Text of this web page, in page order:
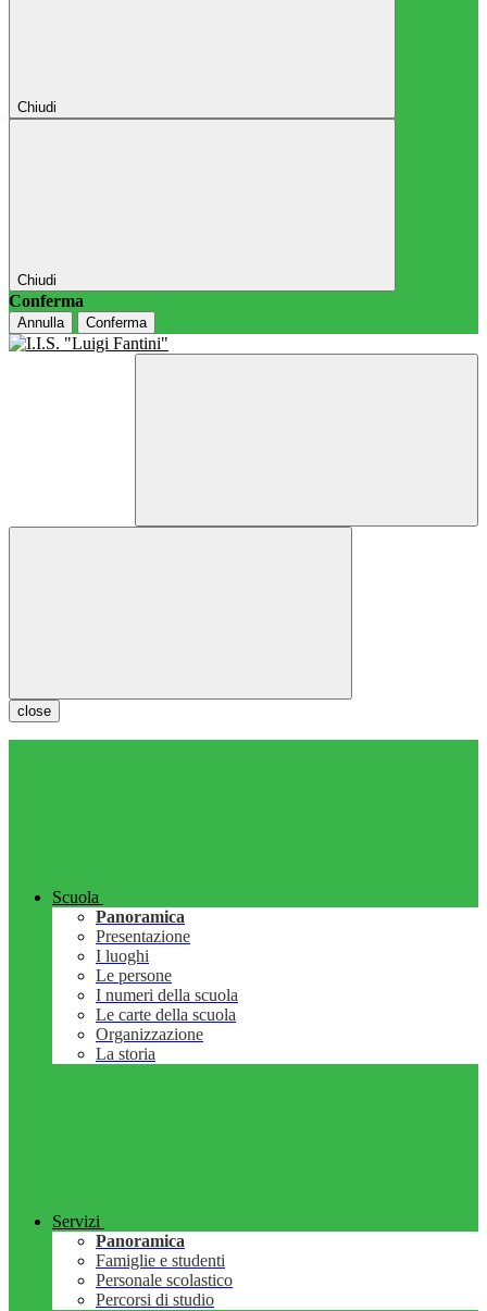
Chiudi
Chiudi
Conferma
Annulla Conferma
close
Scuola
Panoramica
Presentazione
I luoghi
Le persone
I numeri della scuola
Le carte della scuola
Organizzazione
La storia
Servizi
Panoramica
Famiglie e studenti
Personale scolastico
Percorsi di studio